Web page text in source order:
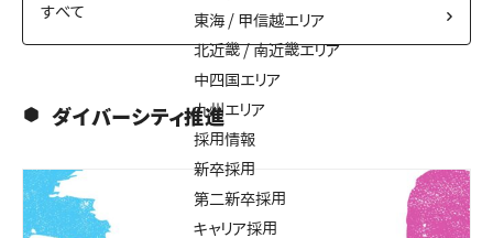
東海 / 甲信越エリア
北近畿 / 南近畿エリア
中四国エリア
九州エリア
採用情報
新卒採用
第二新卒採用
キャリア採用
ダイバーシティ推進